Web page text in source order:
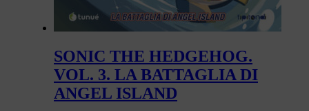
SONIC THE HEDGEHOG.
VOL. 3. LA BATTAGLIA DI
ANGEL ISLAND